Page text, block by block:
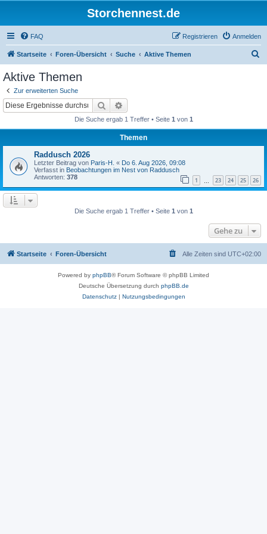
Storchennest.de
FAQ Anmelden
Registrieren
Startseite Foren-Übersicht Suche Aktive Themen
Aktive Themen
Zur erweiterten Suche
Suche
Die Suche ergab 1 Treffer • Seite 1 von 1
Themen
Raddusch 2026
Letzter Beitrag von Paris-H. « Do 6. Aug 2026, 09:08
Verfasst in Beobachtungen im Nest von Raddusch
Antworten: 378 1 23 24 25 26
Die Suche ergab 1 Treffer • Seite 1 von 1
Gehe zu
Startseite Foren-Übersicht Alle Zeiten sind UTC+02:00
Powered by phpBB® Forum Software © phpBB Limited
Deutsche Übersetzung durch phpBB.de
Datenschutz| Nutzungsbedingungen